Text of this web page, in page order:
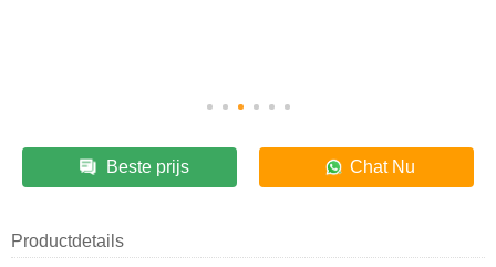
Beste prijs Chat Nu
Productdetails